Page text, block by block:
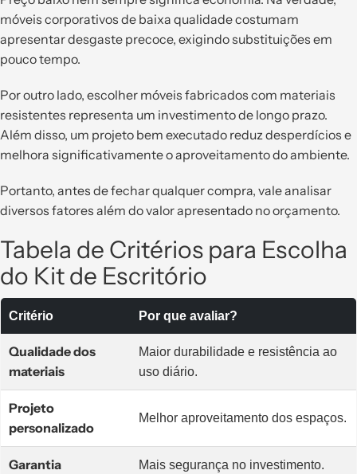
móveis corporativos de baixa qualidade costumam
apresentar desgaste precoce, exigindo substituições em
pouco tempo.
Por outro lado, escolher móveis fabricados com materiais
resistentes representa um investimento de longo prazo.
Além disso, um projeto bem executado reduz desperdícios e
melhora significativamente o aproveitamento do ambiente.
Portanto, antes de fechar qualquer compra, vale analisar
diversos fatores além do valor apresentado no orçamento.
Tabela de Critérios para Escolha
do Kit de Escritório
Critério Por que avaliar?
Qualidade dos
materiais
Maior durabilidade e resistência ao
uso diário.
Projeto
personalizado
Melhor aproveitamento dos espaços.
Garantia Mais segurança no investimento.